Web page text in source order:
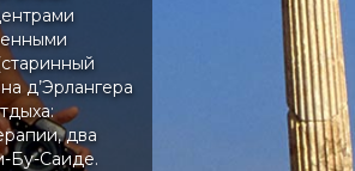
д’Эрлангера
два
Бу-Саиде.